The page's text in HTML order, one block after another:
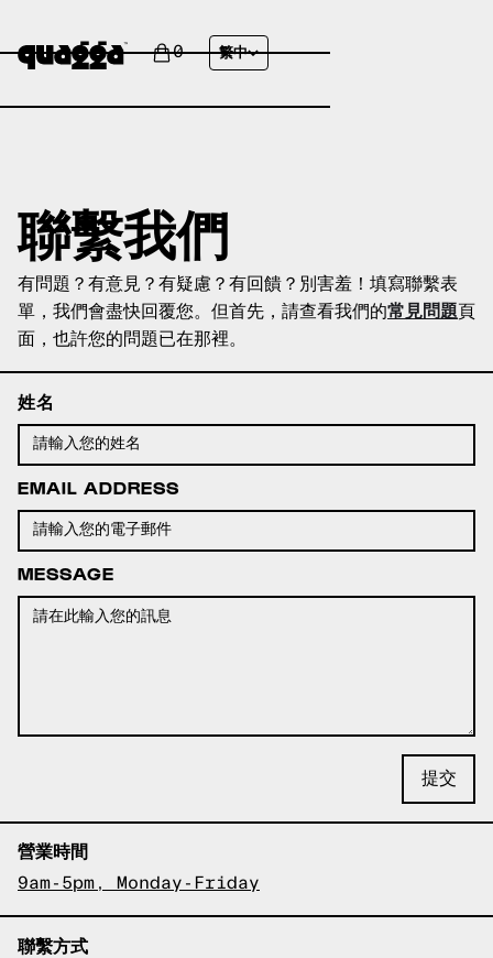
0 繁中
聯繫我們
有問題？有意見？有疑慮？有回饋？別害羞！填寫聯繫表
單，我們會盡快回覆您。但首先，請查看我們的常見問題 頁
面，也許您的問題已在那裡。
姓名
EMAIL ADDRESS
MESSAGE
營業時間
9am-5pm, Monday-Friday
聯繫方式